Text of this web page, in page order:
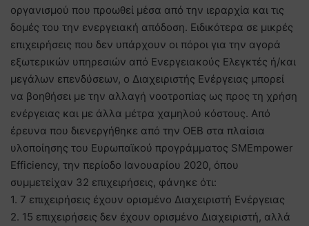
οργανισμού που προωθεί μέσα από την ιεραρχία και τις
δομές του την ενεργειακή απόδοση. Ειδικότερα σε μικρές
επιχειρήσεις που δεν υπάρχουν οι πόροι για την αγορά
εξωτερικών υπηρεσιών από Ενεργειακούς Ελεγκτές ή/και
μεγάλων επενδύσεων, ο Διαχειριστής Ενέργειας μπορεί
να βοηθήσει με την αλλαγή νοοτροπίας ως προς τη χρήση
ενέργειας και με άλλα μέτρα χαμηλού κόστους. Από
έρευνα που διενεργήθηκε από την ΟΕΒ στα πλαίσια
υλοποίησης του Ευρωπαϊκού προγράμματος SMEmpower
Efficiency, την περίοδο Ιανουαρίου 2020, όπου
συμμετείχαν 32 επιχειρήσεις, φάνηκε ότι:
1. 7 επιχειρήσεις έχουν ορισμένο Διαχειριστή Ενέργειας
2. 15 επιχειρήσεις δεν έχουν ορισμένο Διαχειριστή, αλλά